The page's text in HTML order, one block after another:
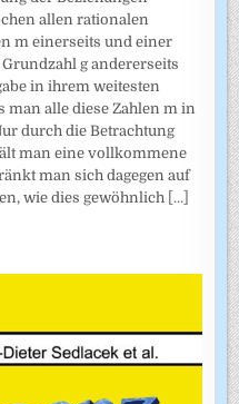
allen rationalen
m einerseits und einer
g andererseits
in ihrem weitesten
man alle diese Zahlen m in
durch die Betrachtung
man eine vollkommene
man sich dagegen auf
wie dies gewöhnlich [...]